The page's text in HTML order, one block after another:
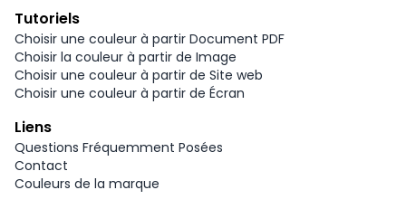
Tutoriels
Choisir une couleur à partir Document PDF
Choisir la couleur à partir de Image
Choisir une couleur à partir de Site web
Choisir une couleur à partir de Écran
Liens
Questions Fréquemment Posées
Contact
Couleurs de la marque